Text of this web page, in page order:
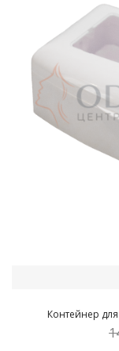
Контейнер для